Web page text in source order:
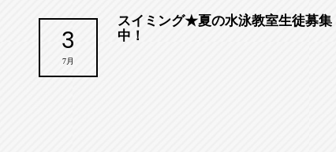
3
7月
スイミング★夏の水泳教室生徒募集
中！